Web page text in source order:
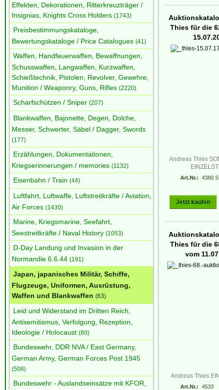
Effekten, Dekorationen, Ritterkreuzträger /
Insignias, Knights Cross Holders (1743)
Preisbestimmungskataloge,
Bewertungskataloge / Price Catalogues (41)
Waffen, Handfeuerwaffen, Bewaffnungen,
Schusswaffen, Langwaffen, Kurzwaffen,
Schießtechnik, Pistolen, Revolver, Gewehre,
Munition / Weaponry, Guns, Rifles (2220)
Scharfschützen / Sniper (207)
Blankwaffen, Bajonette, Degen, Dolche,
Messer, Schwerter, Säbel / Dagger, Swords
(177)
Erzählungen, Dokumentationen,
Kriegserinnerungen / memories (1132)
Eisenbahn / Train (44)
Luftfahrt, Luftwaffe, Luftstreitkräfte / Aviation,
Air Forces (1430)
Marine, Kriegsmarine, Seefahrt,
Seestreitkräfte / Naval History (1053)
D-Day Landung und Invasion in der
Normandie 6.6.44 (191)
Japan, japanisches Militär, Schiffe,
Flugzeuge, Uniformen, Ausrüstung,
Waffen und Blankwaffen (63)
Leid und Widerstand im Dritten Reich,
Antisemitismus, Verfolgung, Rezeption,
Ideologie / Holocaust (80)
Bundeswehr, DDR NVA / East Germany,
German Army, German Forces Post 1945
(508)
Bundeswehr - Auslandseinsätze mit KFOR,
Thies für die
Andreas Thies
Art.Nr.: 4380 S
Jetzt kaufen
Thies für die
vom
Andreas Thies
Art.Nr.: 4533